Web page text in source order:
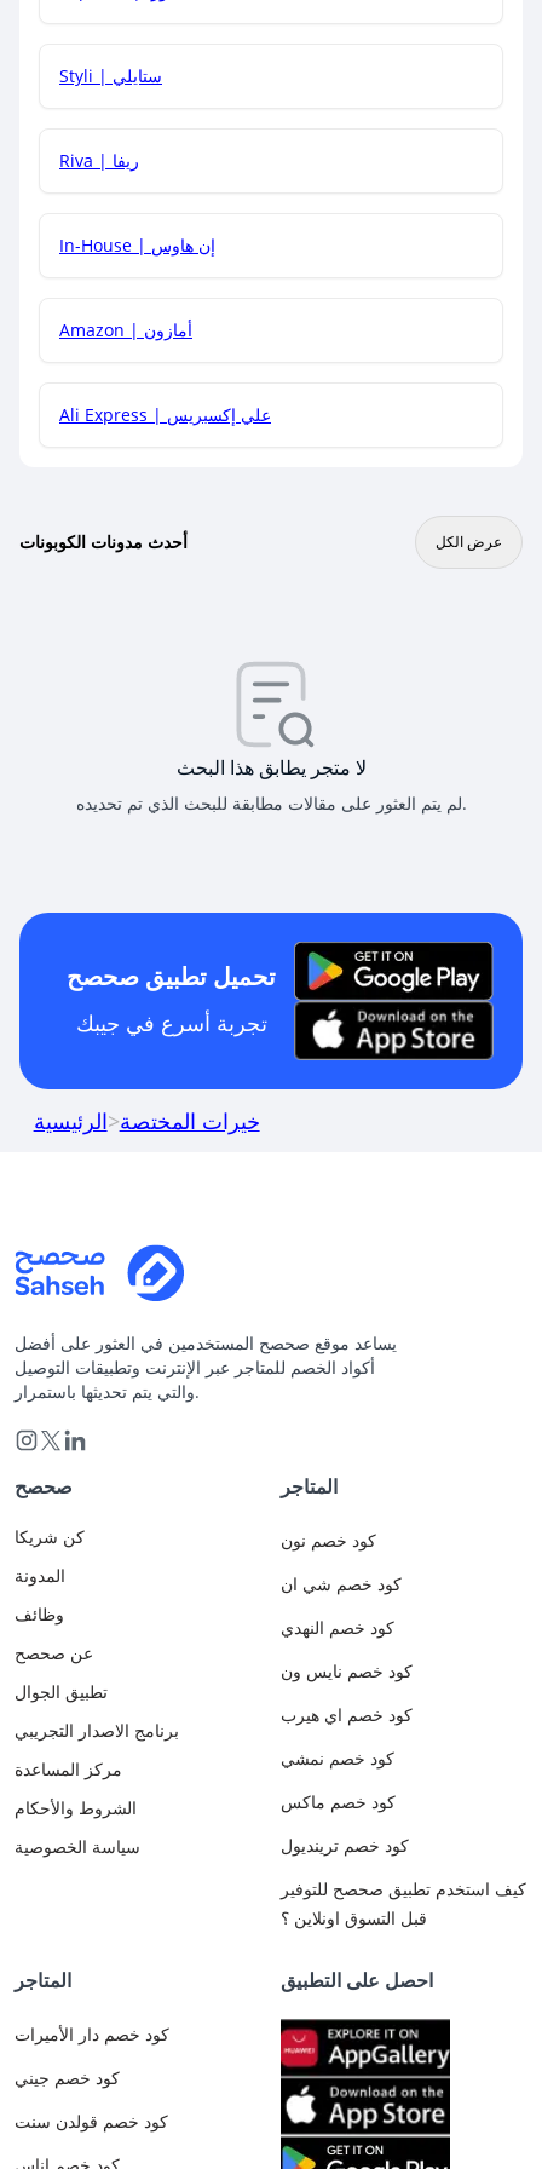
هل يمكنني جمع كود خصم مع العروض الأخرى؟
Styli | ستايلي
Riva | ريفا
In-House | إن هاوس
Amazon | أمازون
Ali Express | علي إكسبريس
أحدث مدونات الكوبونات عرض الكل
لا متجر يطابق هذا البحث
لم يتم العثور على مقالات مطابقة للبحث الذي تم تحديده.
تحميل تطبيق صحصح
تجربة أسرع في جيبك
الرئيسية>خيرات المختصة
يساعد موقع صحصح المستخدمين في العثور على أفضل
أكواد الخصم للمتاجر عبر الإنترنت وتطبيقات التوصيل
والتي يتم تحديثها باستمرار.
صحصح
كن شريكا
المدونة
وظائف
عن صحصح
تطبيق الجوال
برنامج الاصدار التجريبي
مركز المساعدة
الشروط والأحكام
سياسة الخصوصية
المتاجر
كود خصم نون
كود خصم شي ان
كود خصم النهدي
كود خصم نايس ون
كود خصم اي هيرب
كود خصم نمشي
كود خصم ماكس
كود خصم ترينديول
كيف استخدم تطبيق صحصح للتوفير
قبل التسوق اونلاين ؟
المتاجر
كود خصم دار الأميرات
كود خصم جيني
كود خصم قولدن سنت
احصل على التطبيق